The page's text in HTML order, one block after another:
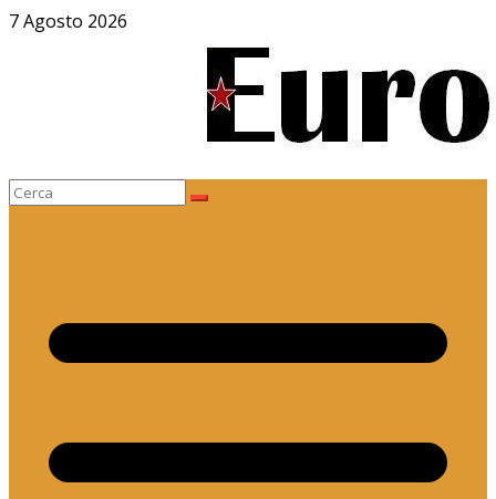
Salta
7 Agosto 2026